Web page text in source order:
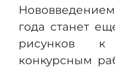
года станет
рисунков
конкурсным